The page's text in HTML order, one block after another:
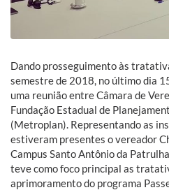
Dando prosseguimento às
semestre de 2018, no último dia
uma reunião entre Câmara de
Fundação Estadual de
(Metroplan). Representando as
estiveram presentes o vereador
Campus Santo Antônio da
teve como foco principal as
aprimoramento do programa